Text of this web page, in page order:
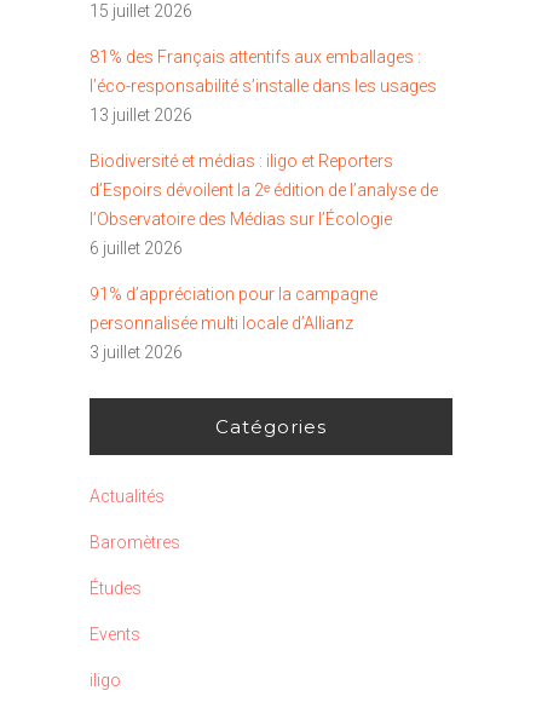
15 juillet 2026
81% des Français attentifs aux emballages :
l’éco-responsabilité s’installe dans les usages
13 juillet 2026
Biodiversité et médias : iligo et Reporters
d’Espoirs dévoilent la 2ᵉ édition de l’analyse de
l’Observatoire des Médias sur l’Écologie
6 juillet 2026
91% d’appréciation pour la campagne
personnalisée multi locale d’Allianz
3 juillet 2026
Catégories
Actualités
Baromètres
Études
Events
iligo